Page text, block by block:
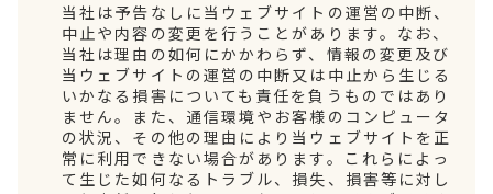
当社は予告なしに当ウェブサイトの運営の中断、
中止や内容の変更を行うことがあります。なお、
当社は理由の如何にかかわらず、情報の変更及び
当ウェブサイトの運営の中断又は中止から生じる
いかなる損害についても責任を負うものではあり
ません。また、通信環境やお客様のコンピュータ
の状況、その他の理由により当ウェブサイトを正
常に利用できない場合があります。これらによっ
て生じた如何なるトラブル、損失、損害等に対し